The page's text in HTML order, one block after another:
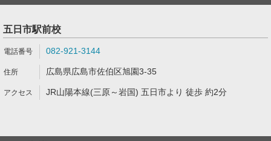
五日市駅前校
082-921-3144
広島県広島市佐伯区旭園3-35
JR山陽本線(三原～岩国) 五日市より 徒歩 約2分